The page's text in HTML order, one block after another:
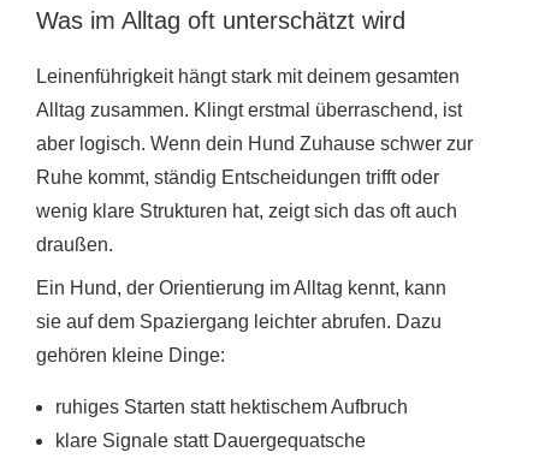
Was im Alltag oft unterschätzt wird
Leinenführigkeit hängt stark mit deinem gesamten
Alltag zusammen. Klingt erstmal überraschend, ist
aber logisch. Wenn dein Hund Zuhause schwer zur
Ruhe kommt, ständig Entscheidungen trifft oder
wenig klare Strukturen hat, zeigt sich das oft auch
draußen.
Ein Hund, der Orientierung im Alltag kennt, kann
sie auf dem Spaziergang leichter abrufen. Dazu
gehören kleine Dinge:
ruhiges Starten statt hektischem Aufbruch
klare Signale statt Dauergequatsche